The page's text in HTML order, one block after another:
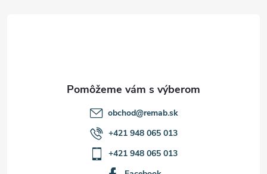
obchod@remab.sk
+421 948 065 013
+421 948 065 013